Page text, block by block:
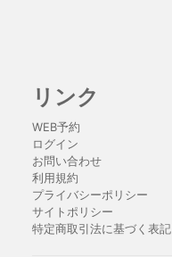
リンク
WEB予約
ログイン
お問い合わせ
利用規約
プライバシーポリシー
サイトポリシー
特定商取引法に基づく表記